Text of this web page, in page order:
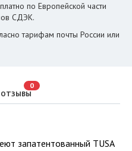
ОТЗЫВЫ
0
запатентованный TUSA
по Европейской части
СДЭК.
тарифам почты России или